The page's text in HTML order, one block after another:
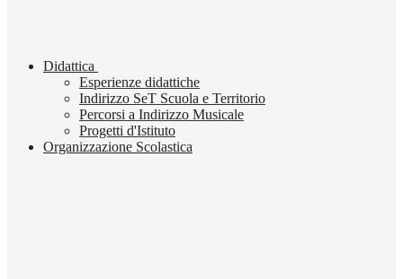
Didattica
Esperienze didattiche
Indirizzo SeT Scuola e Territorio
Percorsi a Indirizzo Musicale
Progetti d'Istituto
Organizzazione Scolastica